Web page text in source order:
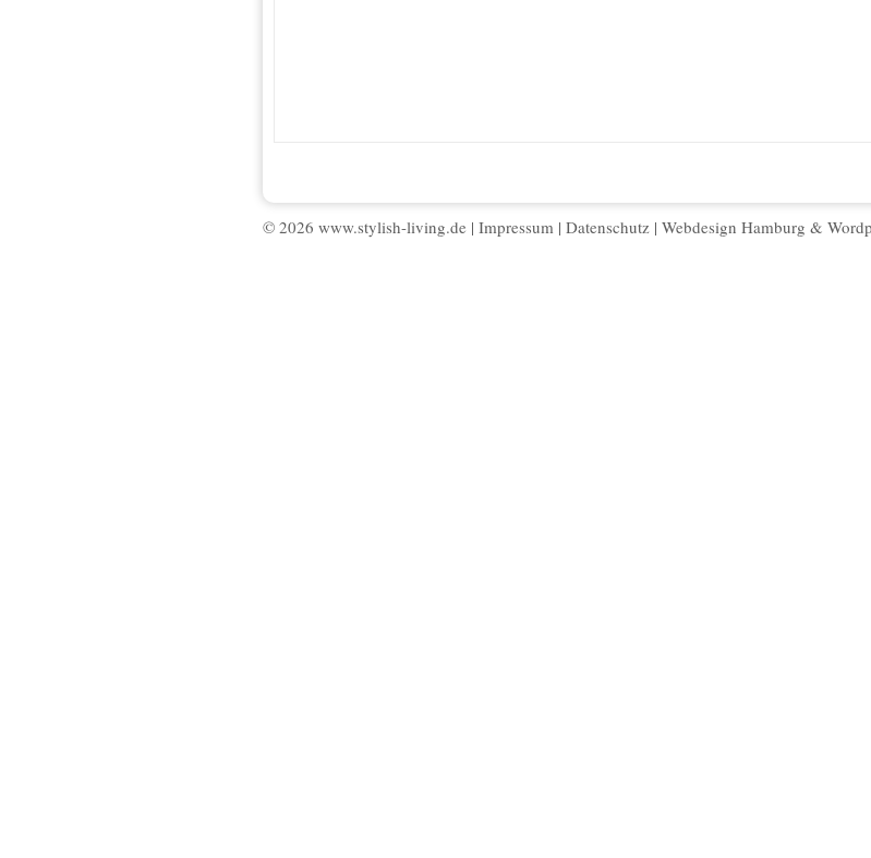
© 2026 www.stylish-living.de | Impressum | Datenschutz | Webdesign Hamburg &